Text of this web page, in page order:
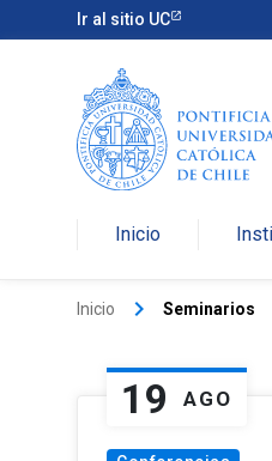
Ir al sitio UC
Inicio
Inicio keyboard_arrow_right Seminarios
19 AGO